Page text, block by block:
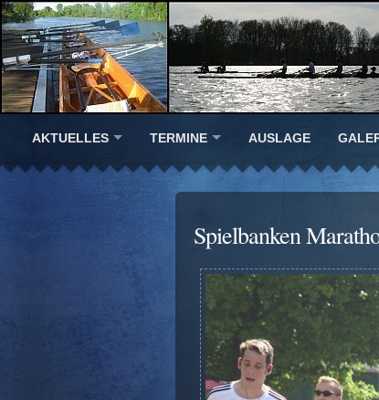
AKTUELLES TERMINE AUSLAGE
Spielbanken